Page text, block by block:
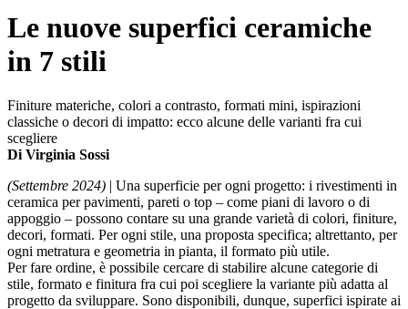
Le nuove superfici ceramiche
in 7 stili
Finiture materiche, colori a contrasto, formati mini, ispirazioni
classiche o decori di impatto: ecco alcune delle varianti fra cui
scegliere
Di Virginia Sossi
(Settembre 2024) | Una superficie per ogni progetto: i rivestimenti in
ceramica per pavimenti, pareti o top – come piani di lavoro o di
appoggio – possono contare su una grande varietà di colori, finiture,
decori, formati. Per ogni stile, una proposta specifica; altrettanto, per
ogni metratura e geometria in pianta, il formato più utile.
Per fare ordine, è possibile cercare di stabilire alcune categorie di
stile, formato e finitura fra cui poi scegliere la variante più adatta al
progetto da sviluppare. Sono disponibili, dunque, superfici ispirate ai